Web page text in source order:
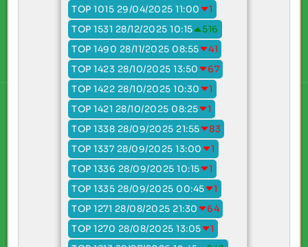
TOP 1015 29/04/2025 11:00
1
TOP 1531 28/12/2025 10:15
516
TOP 1490 28/11/2025 08:55
41
TOP 1423 28/10/2025 13:50
67
TOP 1422 28/10/2025 10:30
1
TOP 1421 28/10/2025 08:25
1
TOP 1338 28/09/2025 21:55
83
TOP 1337 28/09/2025 13:00
1
TOP 1336 28/09/2025 10:15
1
TOP 1335 28/09/2025 00:45
1
TOP 1271 28/08/2025 21:30
64
TOP 1270 28/08/2025 13:05
1